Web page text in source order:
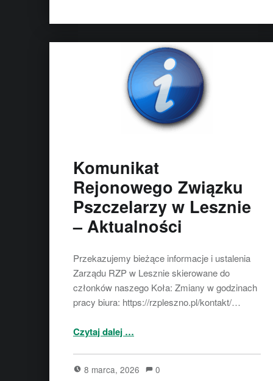
Komunikat
Rejonowego Związku
Pszczelarzy w Lesznie
– Aktualności
Przekazujemy bieżące informacje i ustalenia
Zarządu RZP w Lesznie skierowane do
członków naszego Koła: Zmiany w godzinach
pracy biura: https://rzpleszno.pl/kontakt/…
Czytaj dalej …
8 marca, 2026 0